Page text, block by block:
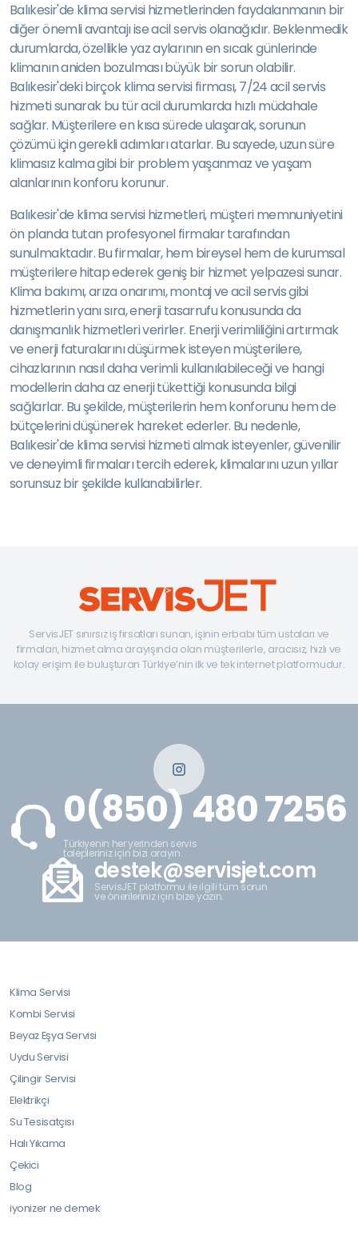
Balıkesir'de klima servisi hizmetlerinden faydalanmanın bir
diğer önemli avantajı ise acil servis olanağıdır. Beklenmedik
durumlarda, özellikle yaz aylarının en sıcak günlerinde
klimanın aniden bozulması büyük bir sorun olabilir.
Balıkesir'deki birçok klima servisi firması, 7/24 acil servis
hizmeti sunarak bu tür acil durumlarda hızlı müdahale
sağlar. Müşterilere en kısa sürede ulaşarak, sorunun
çözümü için gerekli adımları atarlar. Bu sayede, uzun süre
klimasız kalma gibi bir problem yaşanmaz ve yaşam
alanlarının konforu korunur.
Balıkesir'de klima servisi hizmetleri, müşteri memnuniyetini
ön planda tutan profesyonel firmalar tarafından
sunulmaktadır. Bu firmalar, hem bireysel hem de kurumsal
müşterilere hitap ederek geniş bir hizmet yelpazesi sunar.
Klima bakımı, arıza onarımı, montaj ve acil servis gibi
hizmetlerin yanı sıra, enerji tasarrufu konusunda da
danışmanlık hizmetleri verirler. Enerji verimliliğini artırmak
ve enerji faturalarını düşürmek isteyen müşterilere,
cihazlarının nasıl daha verimli kullanılabileceği ve hangi
modellerin daha az enerji tükettiği konusunda bilgi
sağlarlar. Bu şekilde, müşterilerin hem konforunu hem de
bütçelerini düşünerek hareket ederler. Bu nedenle,
Balıkesir'de klima servisi hizmeti almak isteyenler, güvenilir
ve deneyimli firmaları tercih ederek, klimalarını uzun yıllar
sorunsuz bir şekilde kullanabilirler.
ServisJET sınırsız iş fırsatları sunan, işinin erbabı tüm ustaları ve
firmaları, hizmet alma arayışında olan müşterilerle, aracısız, hızlı ve
kolay erişim ile buluşturan Türkiye’nin ilk ve tek internet platformudur.
0(850) 480 7256
Türkiyenin her yerinden servis
talepleriniz için bizi arayın.
destek@servisjet.com
ServisJET platformu ile ilgili tüm sorun
ve önerileriniz için bize yazın.
Klima Servisi
Kombi Servisi
Beyaz Eşya Servisi
Uydu Servisi
Çilingir Servisi
Elektrikçi
Su Tesisatçısı
Halı Yıkama
Çekici
Blog
iyonizer ne demek